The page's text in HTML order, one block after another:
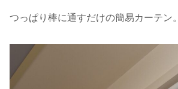
つっぱり棒に通すだけの簡易カーテン。